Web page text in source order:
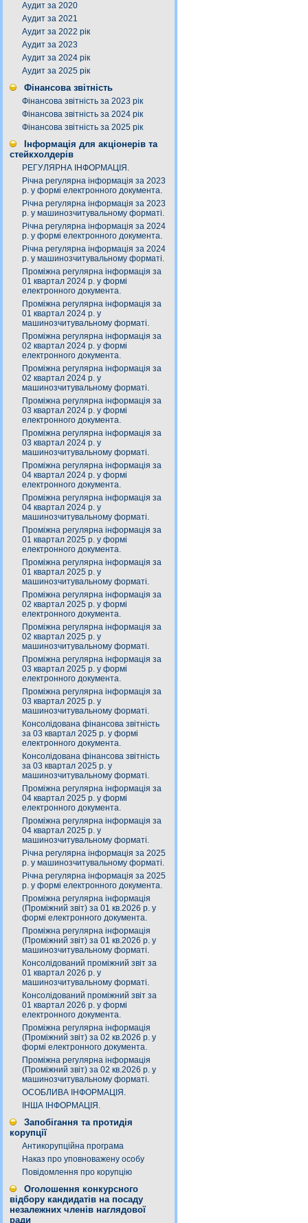
Аудит за 2020
Аудит за 2021
Аудит за 2022 рік
Аудит за 2023
Аудит за 2024 рік
Аудит за 2025 рік
Фінансова звітність
Фінансова звітність за 2023 рік
Фінансова звітність за 2024 рік
Фінансова звітність за 2025 рік
Інформація для акціонерів та
стейкхолдерів
РЕГУЛЯРНА ІНФОРМАЦІЯ.
Річна регулярна інформація за 2023
р. у формі електронного документа.
Річна регулярна інформація за 2023
р. у машинозчитувальному форматі.
Річна регулярна інформація за 2024
р. у формі електронного документа.
Річна регулярна інформація за 2024
р. у машинозчитувальному форматі.
Проміжна регулярна інформація за
01 квартал 2024 р. у формі
електронного документа.
Проміжна регулярна інформація за
01 квартал 2024 р. у
машинозчитувальному форматі.
Проміжна регулярна інформація за
02 квартал 2024 р. у формі
електронного документа.
Проміжна регулярна інформація за
02 квартал 2024 р. у
машинозчитувальному форматі.
Проміжна регулярна інформація за
03 квартал 2024 р. у формі
електронного документа.
Проміжна регулярна інформація за
03 квартал 2024 р. у
машинозчитувальному форматі.
Проміжна регулярна інформація за
04 квартал 2024 р. у формі
електронного документа.
Проміжна регулярна інформація за
04 квартал 2024 р. у
машинозчитувальному форматі.
Проміжна регулярна інформація за
01 квартал 2025 р. у формі
електронного документа.
Проміжна регулярна інформація за
01 квартал 2025 р. у
машинозчитувальному форматі.
Проміжна регулярна інформація за
02 квартал 2025 р. у формі
електронного документа.
Проміжна регулярна інформація за
02 квартал 2025 р. у
машинозчитувальному форматі.
Проміжна регулярна інформація за
03 квартал 2025 р. у формі
електронного документа.
Проміжна регулярна інформація за
03 квартал 2025 р. у
машинозчитувальному форматі.
Консолідована фінансова звітність
за 03 квартал 2025 р. у формі
електронного документа.
Консолідована фінансова звітність
за 03 квартал 2025 р. у
машинозчитувальному форматі.
Проміжна регулярна інформація за
04 квартал 2025 р. у формі
електронного документа.
Проміжна регулярна інформація за
04 квартал 2025 р. у
машинозчитувальному форматі.
Річна регулярна інформація за 2025
р. у машинозчитувальному форматі.
Річна регулярна інформація за 2025
р. у формі електронного документа.
Проміжна регулярна інформація
(Проміжний звіт) за 01 кв.2026 р. у
формі електронного документа.
Проміжна регулярна інформація
(Проміжний звіт) за 01 кв.2026 р. у
машинозчитувальному форматі.
Консолідований проміжний звіт за
01 квартал 2026 р. у
машинозчитувальному форматі.
Консолідований проміжний звіт за
01 квартал 2026 р. у формі
електронного документа.
Проміжна регулярна інформація
(Проміжний звіт) за 02 кв.2026 р. у
формі електронного документа.
Проміжна регулярна інформація
(Проміжний звіт) за 02 кв.2026 р. у
машинозчитувальному форматі.
ОСОБЛИВА ІНФОРМАЦІЯ.
ІНША ІНФОРМАЦІЯ.
Запобігання та протидія
корупції
Антикорупційна програма
Наказ про уповноважену особу
Повідомлення про корупцію
Оголошення конкурсного
відбору кандидатів на посаду
незалежних членів наглядової
ради